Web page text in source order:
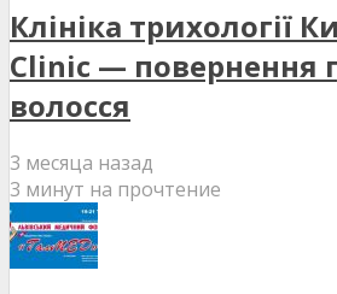
Клініка трихології
Clinic — повернення
волосся
3 месяца назад
3 минут на прочтение